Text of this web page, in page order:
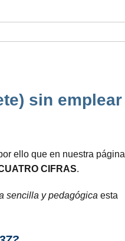
sin emplear
ello que en nuestra página
CIFRAS.
sencilla y pedagógica esta